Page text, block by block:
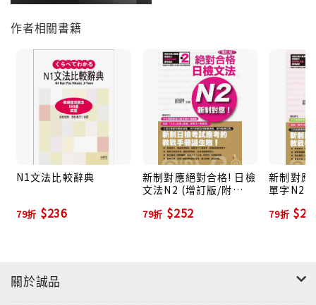
等。從例句來記單字，加深了對單字的理解，對根據上
下文選擇適切語彙的題型，更是大有幫助，同時也紮實
了文法及聽說讀寫的超強實力。
3. 得分王─貼近新制考試題型學習最完整：
新制單字考題中的「替換類義詞」題型，是測驗考生在
發現自己「詞不達意」時，是否具備以不同的表達方式
說出相同概念的「換句話說」能力，以及對字義的瞭解
程度。這一題型除了須明白考題的字義外，更需要知道
其他替換的語彙及說法。為此，書中精闢點出該單字的
類義詞，對應新制內容最紮實。
是提升聽力實力，方法是：「多聽、廣聽、反覆聽」。
作者相關書籍
N1文法比較辭典
79折 $236
新制對應絕對合格! 日檢
文法N2 (增訂版/附
79折 $252
新制對應
單字N2 (
79折
關於誠品